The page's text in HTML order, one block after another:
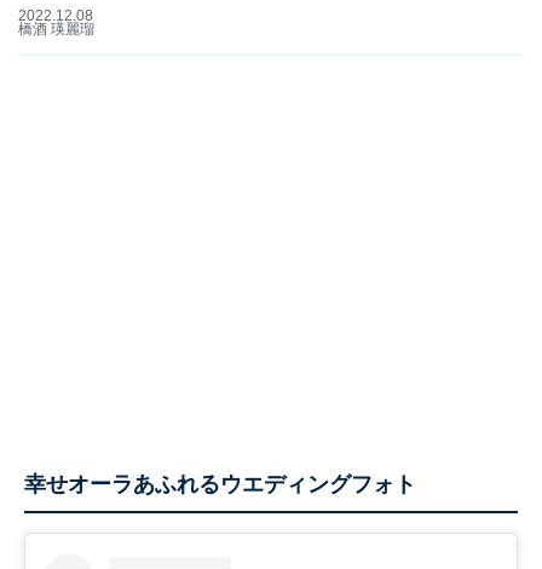
2022.12.08
橋酒 瑛麗瑠
幸せオーラあふれるウエディングフォト